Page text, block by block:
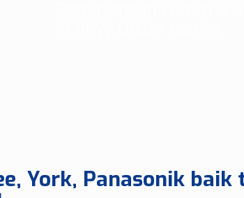
York, Panasonik